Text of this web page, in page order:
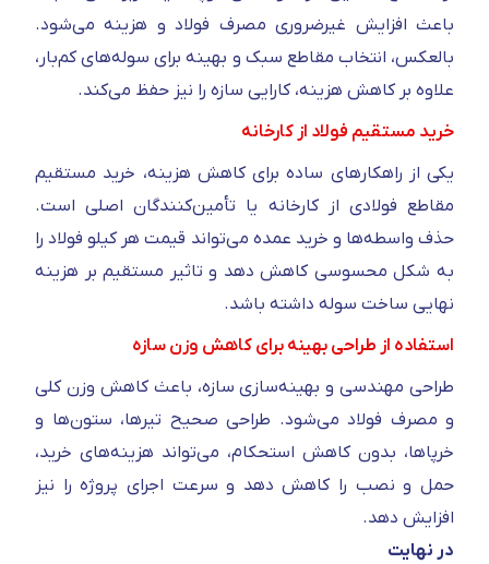
باعث افزایش غیرضروری مصرف فولاد و هزینه می‌شود.
بالعکس، انتخاب مقاطع سبک و بهینه برای سوله‌های کم‌بار،
علاوه بر کاهش هزینه، کارایی سازه را نیز حفظ می‌کند.
خرید مستقیم فولاد از کارخانه
یکی از راهکارهای ساده برای کاهش هزینه، خرید مستقیم
مقاطع فولادی از کارخانه یا تأمین‌کنندگان اصلی است.
حذف واسطه‌ها و خرید عمده می‌تواند قیمت هر کیلو فولاد را
به شکل محسوسی کاهش دهد و تاثیر مستقیم بر هزینه
نهایی ساخت سوله داشته باشد.
استفاده از طراحی بهینه برای کاهش وزن سازه
طراحی مهندسی و بهینه‌سازی سازه، باعث کاهش وزن کلی
و مصرف فولاد می‌شود. طراحی صحیح تیرها، ستون‌ها و
خرپاها، بدون کاهش استحکام، می‌تواند هزینه‌های خرید،
حمل و نصب را کاهش دهد و سرعت اجرای پروژه را نیز
افزایش دهد.
در نهایت